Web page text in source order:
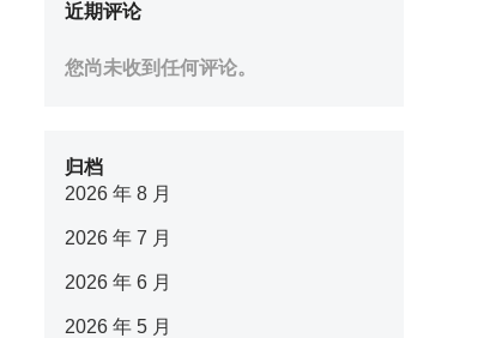
近期评论
您尚未收到任何评论。
归档
2026 年 8 月
2026 年 7 月
2026 年 6 月
2026 年 5 月